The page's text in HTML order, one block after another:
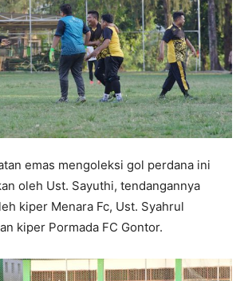
emas mengoleksi gol perdana ini
oleh Ust. Sayuthi, tendangannya
kiper Menara Fc, Ust. Syahrul
kiper Pormada FC Gontor.